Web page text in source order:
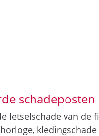
letselschade van de